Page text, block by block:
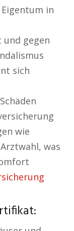
in
und gegen
sich
wie
was